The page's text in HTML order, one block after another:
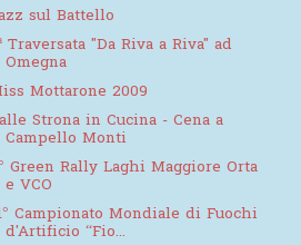
sul Battello
Traversata "Da Riva a Riva" ad
Omegna
Mottarone 2009
Strona in Cucina - Cena a
Campello Monti
Green Rally Laghi Maggiore Orta
e VCO
Campionato Mondiale di Fuochi
d'Artificio “Fio...